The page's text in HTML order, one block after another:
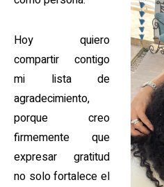
Hoy quiero
compartir contigo
mi lista de
agradecimiento,
porque creo
firmemente que
expresar gratitud
no solo fortalece el